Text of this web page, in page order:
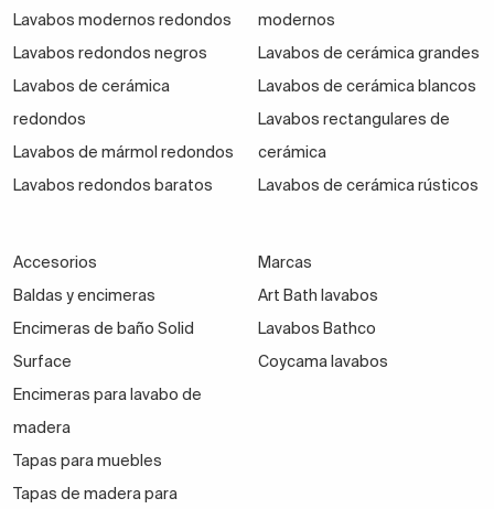
Lavabos modernos redondos
Lavabos redondos negros
Lavabos de cerámica
redondos
Lavabos de mármol redondos
Lavabos redondos baratos
modernos
Lavabos de cerámica grandes
Lavabos de cerámica blancos
Lavabos rectangulares de
cerámica
Lavabos de cerámica rústicos
Accesorios
Baldas y encimeras
Encimeras de baño Solid
Surface
Encimeras para lavabo de
madera
Tapas para muebles
Tapas de madera para
Marcas
Art Bath lavabos
Lavabos Bathco
Coycama lavabos